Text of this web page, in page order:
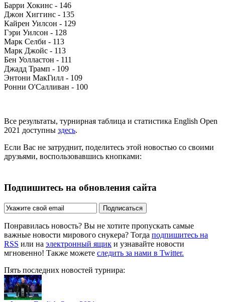
Барри Хокинс - 146
Джон Хиггинс - 135
Кайрен Уилсон - 129
Гэри Уилсон - 128
Марк Селби - 113
Марк Джойс - 113
Бен Уолластон - 111
Джадд Трамп - 109
Энтони МакГилл - 109
Ронни О'Салливан - 100
Все результаты, турнирная таблица и статистика English Open
2021 доступны здесь.
Если Вас не затруднит, поделитесь этой новостью со своими
друзьями, воспользовавшись кнопками:
Подпишитесь на обновления сайта
Подписаться
Понравилась новость? Вы не хотите пропускать самые
важные новости мирового снукера? Тогда подпишитесь на
RSS или на электронный ящик и узнавайте новости
мгновенно! Также можете следить за нами в Twitter.
Пять последних новостей турнира: